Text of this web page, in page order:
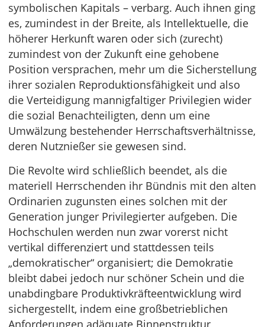
symbolischen Kapitals – verbarg. Auch ihnen ging
es, zumindest in der Breite, als Intellektuelle, die
höherer Herkunft waren oder sich (zurecht)
zumindest von der Zukunft eine gehobene
Position versprachen, mehr um die Sicherstellung
ihrer sozialen Reproduktionsfähigkeit und also
die Verteidigung mannigfaltiger Privilegien wider
die sozial Benachteiligten, denn um eine
Umwälzung bestehender Herrschaftsverhältnisse,
deren Nutznießer sie gewesen sind.
Die Revolte wird schließlich beendet, als die
materiell Herrschenden ihr Bündnis mit den alten
Ordinarien zugunsten eines solchen mit der
Generation junger Privilegierter aufgeben. Die
Hochschulen werden nun zwar vorerst nicht
vertikal differenziert und stattdessen teils
„demokratischer“ organisiert; die Demokratie
bleibt dabei jedoch nur schöner Schein und die
unabdingbare Produktivkräfteentwicklung wird
sichergestellt, indem eine großbetrieblichen
Anforderungen adäquate Binnenstruktur